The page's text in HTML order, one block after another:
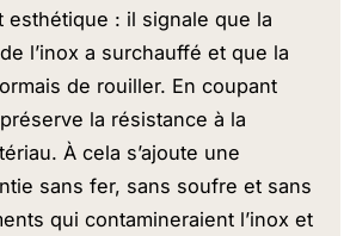
esthétique : il signale que la
l’inox a surchauffé et que la
de rouiller. En coupant
la résistance à la
À cela s’ajoute une
sans fer, sans soufre et sans
qui contamineraient l’inox et